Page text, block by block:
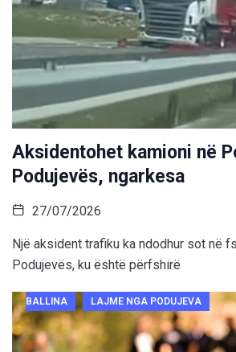
Aksidentohet kamioni në
Podujevës, ngarkesa
27/07/2026
Një aksident trafiku ka ndodhur sot në
Podujevës, ku është përfshirë
BALLINA LAJME NGA PODUJEVA